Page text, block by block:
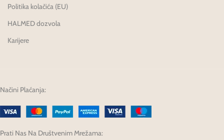
Politika kolačića (EU)
HALMED dozvola
Karijere
Načini Plaćanja:
Prati Nas Na Društvenim Mrežama: